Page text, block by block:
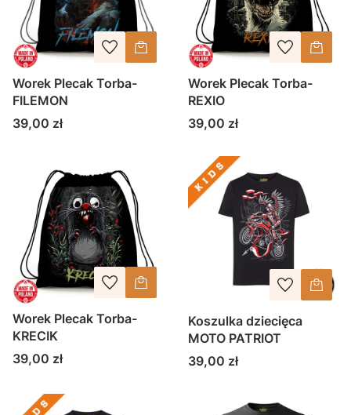
Worek Plecak Torba-
FILEMON
Cena
39,00 zł
Worek Plecak Torba-
REXIO
Cena
39,00 zł
Worek Plecak Torba-
KRECIK
Cena
39,00 zł
Koszulka dziecięca
MOTO PATRIOT
Cena
39,00 zł